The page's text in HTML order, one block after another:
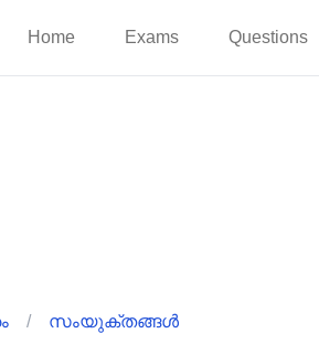
Home Exams Questions
/ സംയുക്തങ്ങൾ